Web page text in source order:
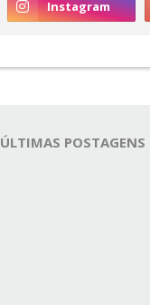
ÚLTIMAS POSTAGENS